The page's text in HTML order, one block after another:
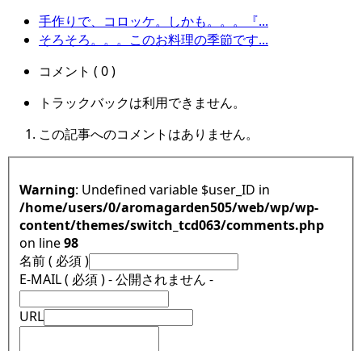
手作りで、コロッケ。しかも。。。『...
そろそろ。。。このお料理の季節です...
コメント ( 0 )
トラックバックは利用できません。
この記事へのコメントはありません。
Warning : Undefined variable $user_ID in
/home/users/0/aromagarden505/web/wp/wp-
content/themes/switch_tcd063/comments.php
on line98
名前 ( 必須 )
E-MAIL ( 必須 ) - 公開されません -
URL